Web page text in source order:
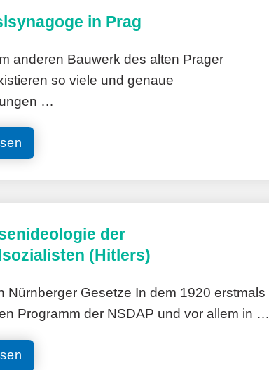
in Prag
anderen Bauwerk des alten Prager
so viele und genaue
…
der
(Hitlers)
Nürnberger Gesetze In dem 1920 erstmals
Programm der NSDAP und vor allem in …